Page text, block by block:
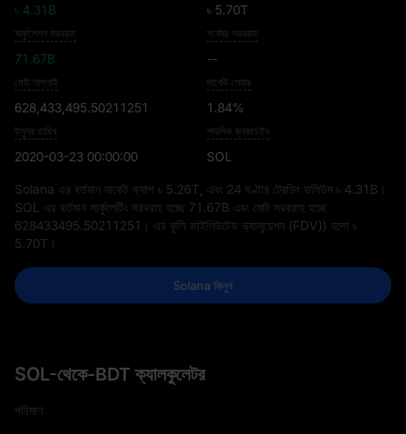
৳ 4.31B ৳ 5.70T
সার্কুলেশন সরবরাহ
71.67B
সর্বোচ্চ সরবরাহ
--
মোট সাপ্লাই
628,433,495.50211251
মার্কেট শেয়ার
1.84%
ইস্যু্র তারিখ
2020-03-23 00:00:00
পাবলিক ব্লকচেইন
SOL
Solana এর বর্তমান মার্কেট ক্যাপ ৳ 5.26T , এবং 24 ঘণ্টার ট্রেডিং ভলিউম ৳ 4.31B ।
SOL এর বর্তমান সার্কুলেটিং সরবরাহ হচ্ছে 71.67B এবং মোট সরবরাহ হচ্ছে
628433495.50211251 । এর ফুলি ডাইলিউটেড ভ্যালুয়েশন (FDV)) হলো ৳
5.70T ।
Solana কিনুন
SOL-থেকে-BDT ক্যালকুলেটর
পরিমাণ